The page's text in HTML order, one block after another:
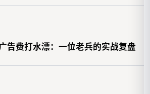
告费打水漂：一位老兵的实战复盘